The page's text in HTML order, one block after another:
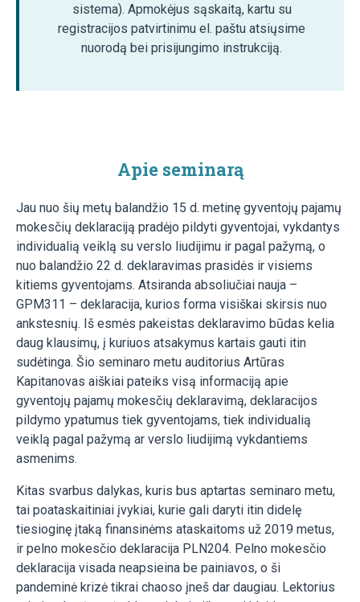
sistema). Apmokėjus sąskaitą, kartu su
registracijos patvirtinimu el. paštu atsiųsime
nuorodą bei prisijungimo instrukciją.
Apie seminarą
Jau nuo šių metų balandžio 15 d. metinę gyventojų pajamų
mokesčių deklaraciją pradėjo pildyti gyventojai, vykdantys
individualią veiklą su verslo liudijimu ir pagal pažymą, o
nuo balandžio 22 d. deklaravimas prasidės ir visiems
kitiems gyventojams. Atsiranda absoliučiai nauja –
GPM311 – deklaracija, kurios forma visiškai skirsis nuo
ankstesnių. Iš esmės pakeistas deklaravimo būdas kelia
daug klausimų, į kuriuos atsakymus kartais gauti itin
sudėtinga. Šio seminaro metu auditorius Artūras
Kapitanovas aiškiai pateiks visą informaciją apie
gyventojų pajamų mokesčių deklaravimą, deklaracijos
pildymo ypatumus tiek gyventojams, tiek individualią
veiklą pagal pažymą ar verslo liudijimą vykdantiems
asmenims.
Kitas svarbus dalykas, kuris bus aptartas seminaro metu,
tai poataskaitiniai įvykiai, kurie gali daryti itin didelę
tiesioginę įtaką finansinėms ataskaitoms už 2019 metus,
ir pelno mokesčio deklaracija PLN204. Pelno mokesčio
deklaracija visada neapsieina be painiavos, o ši
pandeminė krizė tikrai chaoso įneš dar daugiau. Lektorius